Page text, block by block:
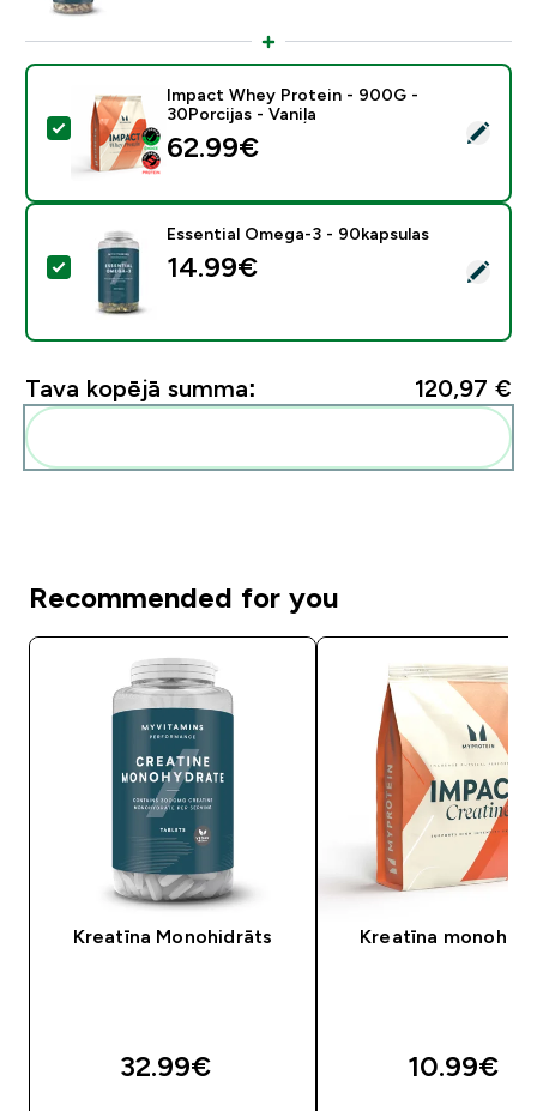
Atlasīt šo produktu - Impact Whey Protein - 900G -
Impact Whey Protein - 900G -
30Porcijas - Vaniļa
62.99€‎
Atlasīt šo produktu - Essential Omega-3 - 90kapsulas
Essential Omega-3 - 90kapsulas
14.99€‎
Tava kopējā summa: 120,97 €‎
Recommended for you
Kreatīna Monohidrāts
32.99€‎
Kreatīna
10.99€‎